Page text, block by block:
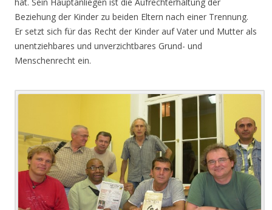
Beziehung der Kinder zu beiden Eltern nach einer Trennung.
Er setzt sich für das Recht der Kinder auf Vater und Mutter als
unentziehbares und unverzichtbares Grund- und
Menschenrecht ein.